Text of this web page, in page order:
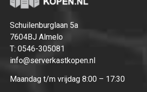
Schuilenburglaan 5a
7604BJ Almelo
T: 0546-305081
info@serverkastkopen.nl
Maandag t/m vrijdag 8:00 – 17:30